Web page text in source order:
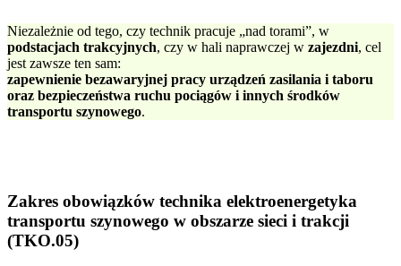
Niezależnie od tego, czy technik pracuje „nad torami”, w
podstacjach trakcyjnych, czy w hali naprawczej w zajezdni, cel
jest zawsze ten sam:
zapewnienie bezawaryjnej pracy urządzeń zasilania i taboru
oraz bezpieczeństwa ruchu pociągów i innych środków
transportu szynowego.
Zakres obowiązków technika elektroenergetyka
transportu szynowego w obszarze sieci i trakcji
(TKO.05)